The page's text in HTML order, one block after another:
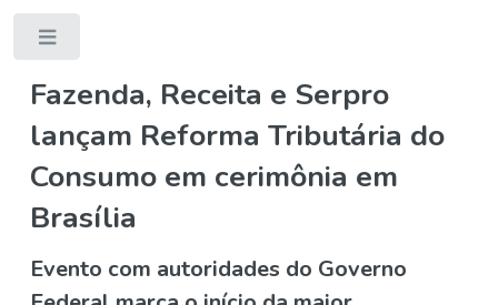
Fazenda, Receita e Serpro
lançam Reforma Tributária do
Consumo em cerimônia em
Brasília
Evento com autoridades do Governo